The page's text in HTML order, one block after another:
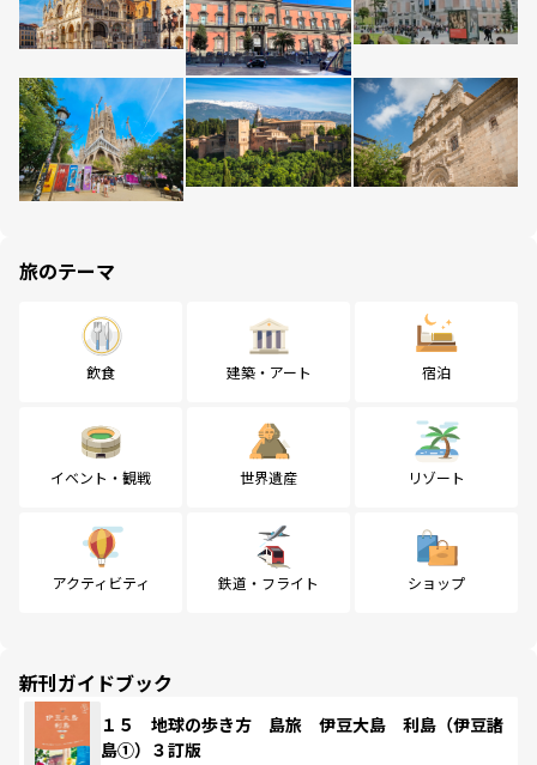
旅のテーマ
飲食 建築・アート 宿泊
イベント・観戦 世界遺産 リゾート
アクティビティ 鉄道・フライト ショップ
新刊ガイドブック
１５ 地球の歩き方 島旅 伊豆大島 利島（伊豆諸
島①）３訂版